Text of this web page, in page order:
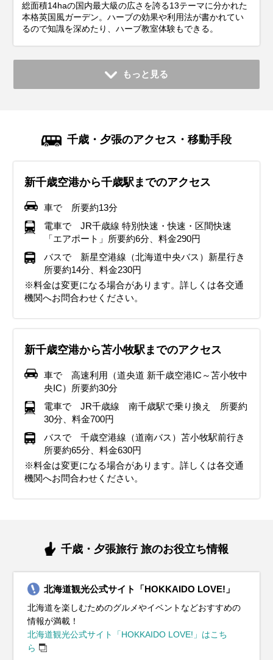
総面積14haの国内最大級の広さを誇る13テーマに分かれた
本格英国風ガーデン。ハーブの効果や利用法が書かれてい
るので知識を深めたり、ハーブ教室体験もできる。
もっと見る
千歳・夕張のアクセス・移動手段
新千歳空港から千歳駅までのアクセス
車で 所要約13分
電車で JR千歳線 特別快速・快速・区間快速
「エアポート」所要約6分、料金290円
バスで 新星空港線（北海道中央バス）新星行き
所要約14分、料金230円
※料金は変更になる場合があります。詳しくは各交通
機関へお問合わせください。
新千歳空港から苫小牧駅までのアクセス
車で 高速利用（道央道 新千歳空港IC～苫小牧中
央IC）所要約30分
電車で JR千歳線 南千歳駅で乗り換え 所要約
30分、料金700円
バスで 千歳空港線（道南バス）苫小牧駅前行き
所要約65分、料金630円
※料金は変更になる場合があります。詳しくは各交通
機関へお問合わせください。
千歳・夕張旅行 旅のお役立ち情報
北海道観光公式サイト「HOKKAIDO LOVE!」
北海道を楽しむためのグルメやイベントなどおすすめの
情報が満載！
北海道観光公式サイト「HOKKAIDO LOVE!」はこち
ら